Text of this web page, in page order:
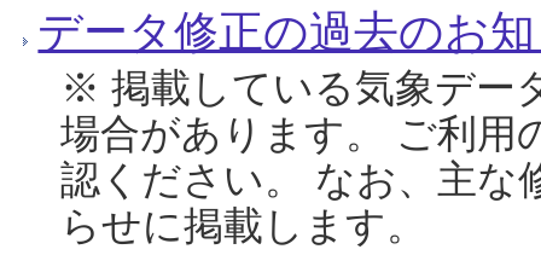
データ修正の過去のお
※ 掲載している気象デー
場合があります。 ご利用
認ください。 なお、主な
らせに掲載します。